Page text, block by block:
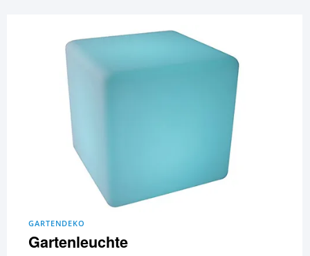
GARTENDEKO
Gartenleuchte